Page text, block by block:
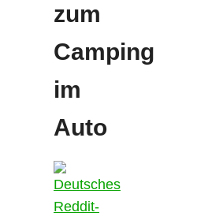
zum
Camping
im
Auto